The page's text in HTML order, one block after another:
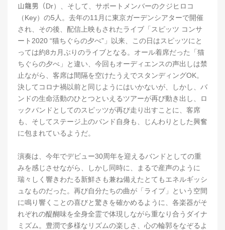
山龍男（Dr）、そして、サポートメンバーのクジヒロコ
（Key）の5人。去年の11月に東京ガーデンシアターで開催
され、その後、配信上映もされたライブ「スピッツ コンサ
ート2020 “猫ちぐらの夕べ”」以来、この日はスピッツにと
っては約8カ月ぶりのライブとなる。オール着席だった「猫
ちぐらの夕べ」と違い、今回もオーディエンスの声出しは禁
止ながら、客席は間隔を空けたうえでスタンディングOK。
決してコロナ禍以前と同じようにはいかないが、しかし、バ
ンドの生命活動のひとつといえるツアーが再び動き出し、ロ
ックバンドとしてのスピッツが再び走り出すことに、客席
も、そしてステージ上のバンド自身も、じんわりとした興奮
に包まれているようだ。
演奏は、今年でデビュー30周年を迎えるバンドとしての重
みを感じさせながら、しかし同時に、まるで産声のように
瑞々しく響きわたる新鮮さも兼ね備えたとてもエネルギッシ
ュなものだった。再び自分たちの曲が「ライブ」という空間
に鳴り響くことの喜びと驚きを確かめるように、各楽器がそ
れぞれの醍醐味を全身全霊で体現しながら重なり合うダイナ
ミズム。豊潤で多様なリズムの楽しさ、心の輪郭をなぞるよ